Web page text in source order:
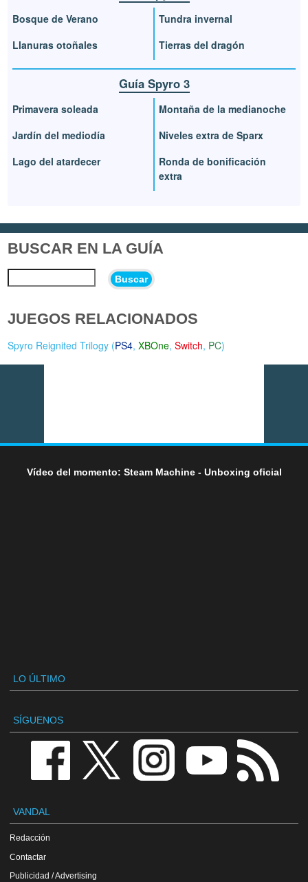
Bosque de Verano
Llanuras otoñales
Tundra invernal
Tierras del dragón
Guía Spyro 3
Primavera soleada
Jardín del mediodía
Lago del atardecer
Montaña de la medianoche
Niveles extra de Sparx
Ronda de bonificación
extra
BUSCAR EN LA GUÍA
Buscar
JUEGOS RELACIONADOS
Spyro Reignited Trilogy (PS4,XBOne,Switch, PC)
Vídeo del momento: Steam Machine - Unboxing oficial
LO ÚLTIMO
SÍGUENOS
VANDAL
Redacción
Contactar
Publicidad / Advertising